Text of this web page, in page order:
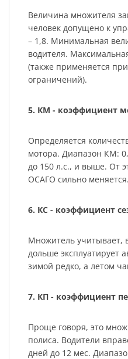
Величина множителя
человек допущено к
– 1,8. Минимальная
водителя.
(также применяется
ограничений).
5. КМ - коэффициент
Определяется
мотора. Диапазон КМ:
до 150 л.с., и выше. От
ОСАГО сильно меняется.
6. КС - коэффициент
Множитель учитывает,
дольше эксплуатирует
зимой редко, а летом
7. КП - коэффициент
Проще говоря, это
полиса. Водители
дней до 12 мес.